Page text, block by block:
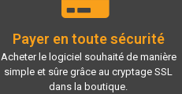
Payer en toute sécurité
Acheter le logiciel souhaité de manière
simple et sûre grâce au cryptage SSL
dans la boutique.